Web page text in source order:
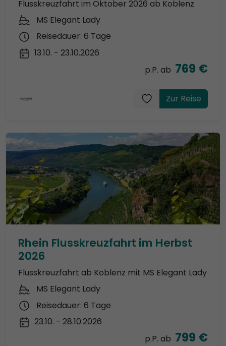
Flusskreuzfahrt im Oktober 2026 ab Koblenz
MS Elegant Lady
Reisedauer: 6 Tage
13.10. - 23.10.2026
p.P. ab 769 €
Zur Reise
Rhein Flusskreuzfahrt im Herbst
2026
Flusskreuzfahrt ab Koblenz mit MS Elegant Lady
MS Elegant Lady
Reisedauer: 6 Tage
23.10. - 28.10.2026
p.P. ab 799 €